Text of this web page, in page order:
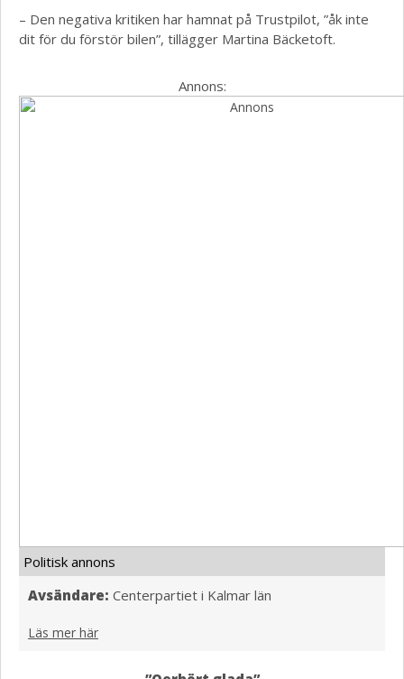
– Den negativa kritiken har hamnat på Trustpilot, ”åk inte
dit för du förstör bilen”, tillägger Martina Bäcketoft.
Annons:
Politisk annons
Avsändare: Centerpartiet i Kalmar län
Läs mer här